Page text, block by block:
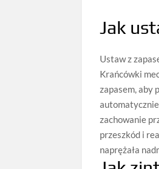
Jak
Ustaw z
Krańcówki
zapasem, aby
zachowanie
przeszkód i
naprężała